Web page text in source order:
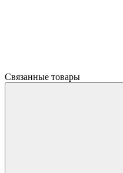
Связанные товары